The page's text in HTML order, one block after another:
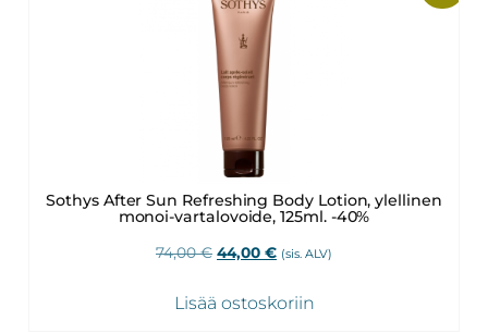
Sothys After Sun Refreshing Body Lotion, ylellinen
monoi-vartalovoide, 125ml. -40%
74,00€ Alkuperäinen
oli:
44,00 €Nykyinen
on:
(sis. ALV)
Lisää ostoskoriin